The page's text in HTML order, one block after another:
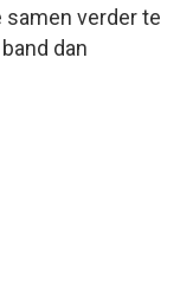
samen verder te
dan